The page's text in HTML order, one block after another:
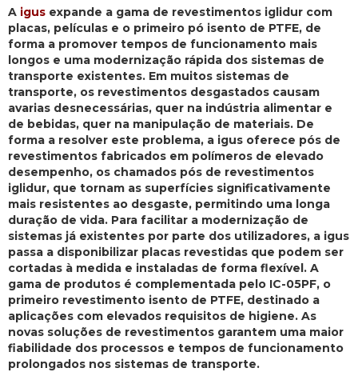
A igus expande a gama de revestimentos iglidur com
placas, películas e o primeiro pó isento de PTFE, de
forma a promover tempos de funcionamento mais
longos e uma modernização rápida dos sistemas de
transporte existentes. Em muitos sistemas de
transporte, os revestimentos desgastados causam
avarias desnecessárias, quer na indústria alimentar e
de bebidas, quer na manipulação de materiais. De
forma a resolver este problema, a igus oferece pós de
revestimentos fabricados em polímeros de elevado
desempenho, os chamados pós de revestimentos
iglidur, que tornam as superfícies significativamente
mais resistentes ao desgaste, permitindo uma longa
duração de vida. Para facilitar a modernização de
sistemas já existentes por parte dos utilizadores, a igus
passa a disponibilizar placas revestidas que podem ser
cortadas à medida e instaladas de forma flexível. A
gama de produtos é complementada pelo IC-05PF, o
primeiro revestimento isento de PTFE, destinado a
aplicações com elevados requisitos de higiene. As
novas soluções de revestimentos garantem uma maior
fiabilidade dos processos e tempos de funcionamento
prolongados nos sistemas de transporte.